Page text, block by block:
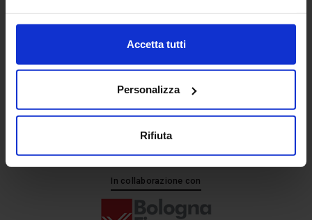
Accetta tutti
Personalizza
Rifiuta
In collaborazione con